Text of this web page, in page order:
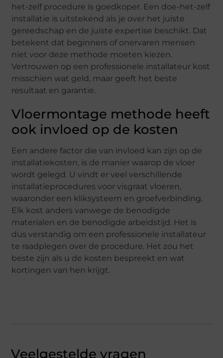
het-zelf procedure is goedkoper. Een doe-het-zelf
installatie is uitstekend als je over het juiste
gereedschap en de juiste expertise beschikt. Dat
betekent dat beginners of onervaren mensen
niet voor deze methode moeten kiezen.
Vertrouwen op een professionele installateur kost
misschien wat geld, maar geeft het beste
resultaat en garantie.
Vloermontage methode heeft
ook invloed op de kosten
Een andere factor die van invloed kan zijn op de
installatiekosten, is de manier waarop de vloer
wordt gelegd. U vindt er veel verschillende
installatieprocedures voor visgraat vloeren,
waaronder een kliksysteem en groefverbinding.
Elk kost anders vanwege de benodigde
materialen en de benodigde arbeidstijd. Het is
dus verstandig om een ​​professionele installateur
te raadplegen over de procedure. Het zou het
beste zijn als u de kosten bespreekt en wat
kortingen van hen krijgt.
Veelgestelde vragen